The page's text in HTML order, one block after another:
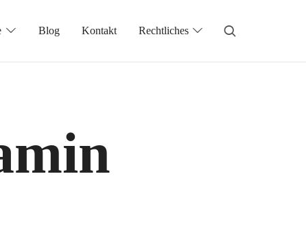
Blog Kontakt Rechtliches